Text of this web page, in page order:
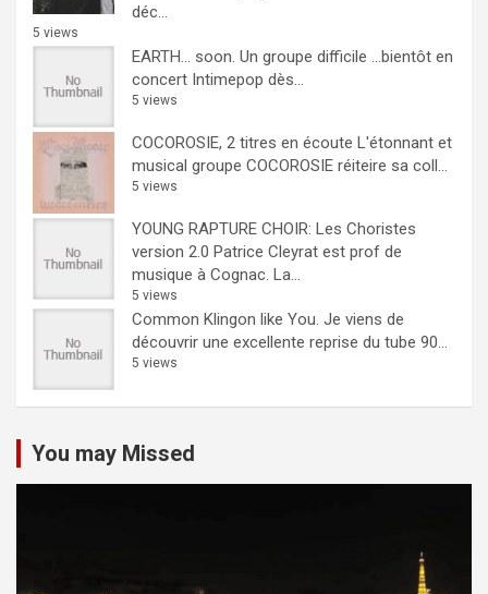
déc...
5 views
EARTH… soon. Un groupe difficile ...bientôt en
concert Intimepop dès...
5 views
COCOROSIE, 2 titres en écoute L'étonnant et
musical groupe COCOROSIE réiteire sa coll...
5 views
YOUNG RAPTURE CHOIR: Les Choristes
version 2.0 Patrice Cleyrat est prof de
musique à Cognac. La...
5 views
Common Klingon like You. Je viens de
découvrir une excellente reprise du tube 90...
5 views
You may Missed